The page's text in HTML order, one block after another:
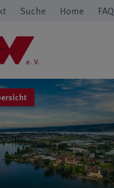
Suche Home FAQ